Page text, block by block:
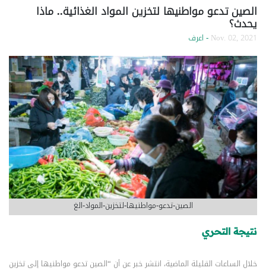
الصين تدعو مواطنيها لتخزين المواد الغذائية.. ماذا
يحدث؟
Nov. 02, 2021 - اعرف
الصين-تدعو-مواطنيها-لتخزين-المواد-الغ
نتيجة التحري
خلال الساعات القليلة الماضية، انتشر خبر عن أن “الصين تدعو مواطنيها إلى تخزين